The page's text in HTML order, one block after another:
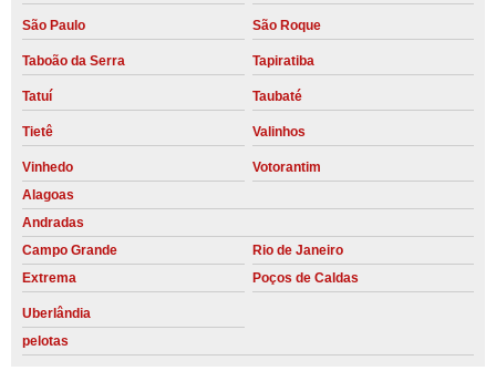
São Paulo São Roque
Taboão da Serra Tapiratiba
Tatuí Taubaté
Tietê Valinhos
Vinhedo
Votorantim
Alagoas
Andradas
Campo Grande
Rio de Janeiro
Extrema
Poços de Caldas
Uberlândia
pelotas